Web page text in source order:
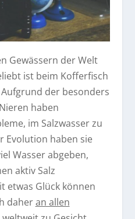
Gewässern der Welt
ist beim Kofferfisch
der besonders
haben
im Salzwasser zu
Evolution haben sie
Wasser abgeben,
aktiv Salz
etwas Glück können
daheran allen